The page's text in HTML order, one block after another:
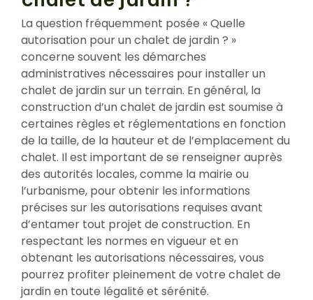
La question fréquemment posée « Quelle
autorisation pour un chalet de jardin ? »
concerne souvent les démarches
administratives nécessaires pour installer un
chalet de jardin sur un terrain. En général, la
construction d’un chalet de jardin est soumise à
certaines règles et réglementations en fonction
de la taille, de la hauteur et de l’emplacement du
chalet. Il est important de se renseigner auprès
des autorités locales, comme la mairie ou
l’urbanisme, pour obtenir les informations
précises sur les autorisations requises avant
d’entamer tout projet de construction. En
respectant les normes en vigueur et en
obtenant les autorisations nécessaires, vous
pourrez profiter pleinement de votre chalet de
jardin en toute légalité et sérénité.